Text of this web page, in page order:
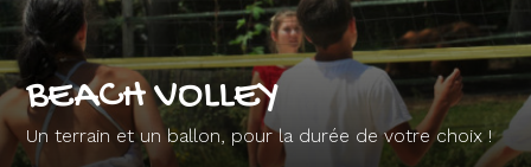
BEACH VOLLEY
Un terrain et un ballon, pour la durée de votre choix !